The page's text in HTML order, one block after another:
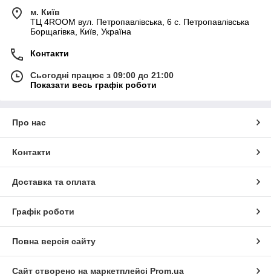
м. Київ
ТЦ 4ROOM вул. Петропавлівська, 6 с. Петропавлівська
Борщагівка, Київ, Україна
Контакти
Сьогодні працює з 09:00 до 21:00
Показати весь графік роботи
Про нас
Контакти
Доставка та оплата
Графік роботи
Повна версія сайту
Сайт створено на маркетплейсі Prom.ua